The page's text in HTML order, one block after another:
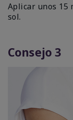
Aplicar unos 15
sol.
Consejo 3